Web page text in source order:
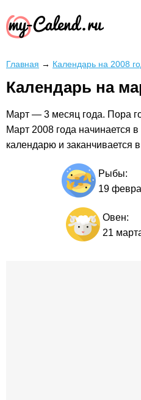
Главная → Календарь на 2008
Календарь на
Март — 3 месяц года. Пора
Март 2008 года начинается
календарю и заканчивается
Рыбы:
19
Овен:
21